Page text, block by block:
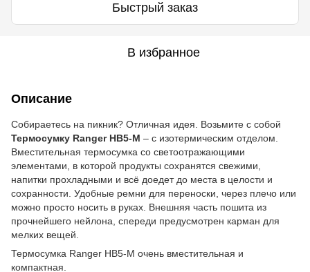
Быстрый заказ
В избранное
Описание
Собираетесь на пикник? Отличная идея. Возьмите с собой
Термосумку Ranger HB5-M – с изотермическим отделом.
Вместительная термосумка со светоотражающими
элементами, в которой продукты сохранятся свежими,
напитки прохладными и всё доедет до места в целости и
сохранности. Удобные ремни для переноски, через плечо или
можно просто носить в руках. Внешняя часть пошита из
прочнейшего нейлона, спереди предусмотрен карман для
мелких вещей.
Термосумка Ranger HB5-M очень вместительная и
компактная.